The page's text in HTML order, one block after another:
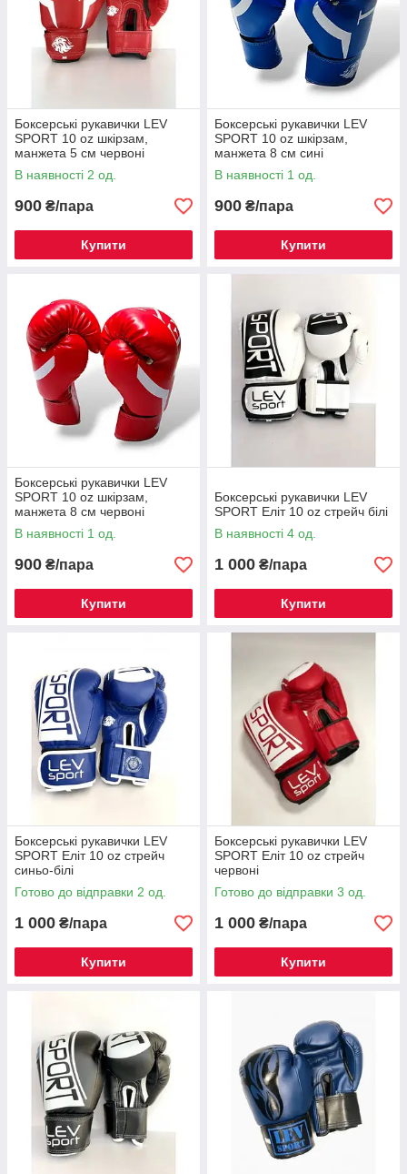
Боксерські рукавички LEV
SPORT 10 oz шкірзам,
манжета 5 см червоні
В наявності 2 од.
900 ₴/пара
Купити
Боксерські рукавички LEV
SPORT 10 oz шкірзам,
манжета 8 см сині
В наявності 1 од.
900 ₴/пара
Купити
Боксерські рукавички LEV
SPORT 10 oz шкірзам,
манжета 8 см червоні
В наявності 1 од.
900 ₴/пара
Купити
Боксерські рукавички LEV
SPORT Еліт 10 oz стрейч білі
В наявності 4 од.
1 000 ₴/пара
Купити
Боксерські рукавички LEV
SPORT Еліт 10 oz стрейч
синьо-білі
Готово до відправки 2 од.
1 000 ₴/пара
Купити
Боксерські рукавички LEV
SPORT Еліт 10 oz стрейч
червоні
Готово до відправки 3 од.
1 000 ₴/пара
Купити